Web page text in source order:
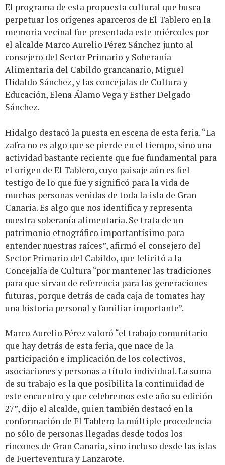
El programa de esta propuesta cultural que busca
perpetuar los orígenes aparceros de El Tablero en la
memoria vecinal fue presentada este miércoles por
el alcalde Marco Aurelio Pérez Sánchez junto al
consejero del Sector Primario y Soberanía
Alimentaria del Cabildo grancanario, Miguel
Hidaldo Sánchez, y las concejalas de Cultura y
Educación, Elena Álamo Vega y Esther Delgado
Sánchez.
Hidalgo destacó la puesta en escena de esta feria. “La
zafra no es algo que se pierde en el tiempo, sino una
actividad bastante reciente que fue fundamental para
el origen de El Tablero, cuyo paisaje aún es fiel
testigo de lo que fue y significó para la vida de
muchas personas venidas de toda la isla de Gran
Canaria. Es algo que nos identifica y representa
nuestra soberanía alimentaria. Se trata de un
patrimonio etnográfico importantísimo para
entender nuestras raíces”, afirmó el consejero del
Sector Primario del Cabildo, que felicitó a la
Concejalía de Cultura “por mantener las tradiciones
para que sirvan de referencia para las generaciones
futuras, porque detrás de cada caja de tomates hay
una historia personal y familiar importante”.
Marco Aurelio Pérez valoró “el trabajo comunitario
que hay detrás de esta feria, que nace de la
participación e implicación de los colectivos,
asociaciones y personas a título individual. La suma
de su trabajo es la que posibilita la continuidad de
este encuentro y que celebremos este año su edición
27”, dijo el alcalde, quien también destacó en la
conformación de El Tablero la múltiple procedencia
no sólo de personas llegadas desde todos los
rincones de Gran Canaria, sino incluso desde las islas
de Fuerteventura y Lanzarote.